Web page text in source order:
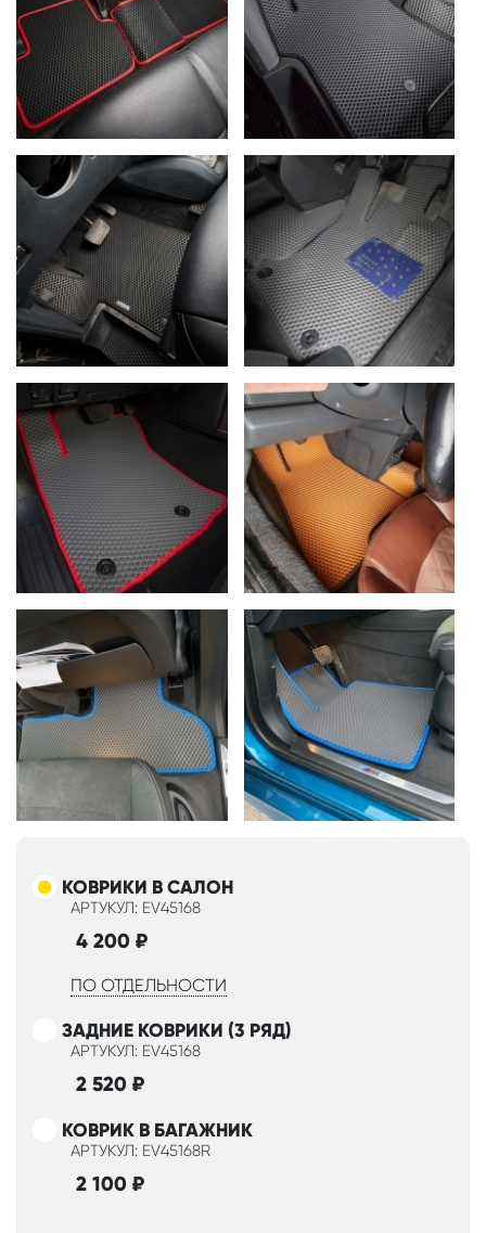
КОВРИКИ В САЛОН
АРТУКУЛ: EV45168
4 200 ₽
ПО ОТДЕЛЬНОСТИ
ЗАДНИЕ КОВРИКИ (3 РЯД)
АРТУКУЛ: EV45168
2 520 ₽
КОВРИК В БАГАЖНИК
АРТУКУЛ: EV45168R
2 100 ₽